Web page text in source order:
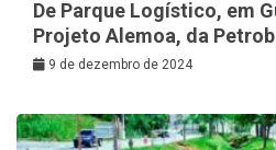
De Parque Logístico, em
Projeto Alemoa, da
9 de dezembro de 2024